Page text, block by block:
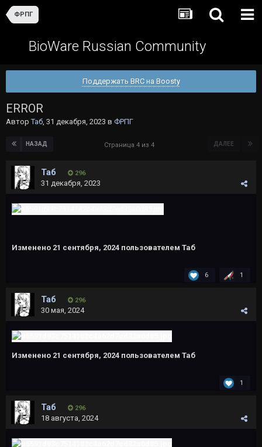
ФРПГ
BioWare Russian Community
Поддержать BRC на Boosty
ERROR
АвторТаб, 31 декабря, 2023 в ФРПГ
НАЗАД ДАЛЕЕ
Страница 4 из 4
Таб 296
31 декабря, 2023
Изменено 21 сентября, 2024 пользователем Таб
6 1
Таб 296
30 мая, 2024
Изменено 21 сентября, 2024 пользователем Таб
1
Таб 296
18 августа, 2024